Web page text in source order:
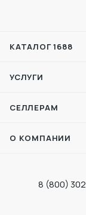
КАТАЛОГ 1688
УСЛУГИ
СЕЛЛЕРАМ
О КОМПАНИИ
8 (800)